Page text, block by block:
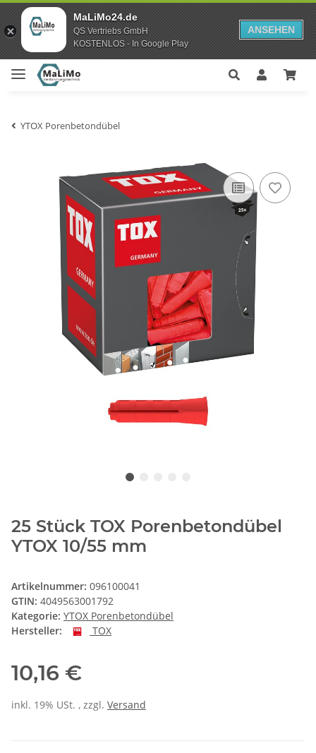
MaLiMo24.de
QS Vertriebs GmbH
KOSTENLOS - In Google Play
ANSEHEN
YTOX Porenbetondübel
25 Stück TOX Porenbetondübel
YTOX 10/55 mm
Artikelnummer: 096100041
GTIN: 4049563001792
Kategorie: YTOX Porenbetondübel
Hersteller:
TOX
10,16 €
inkl. 19% USt. , zzgl. Versand